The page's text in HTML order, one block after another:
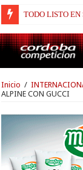
TODO LISTO EN
BRIATORE
Inicio /
ALPINE CON GUCCI